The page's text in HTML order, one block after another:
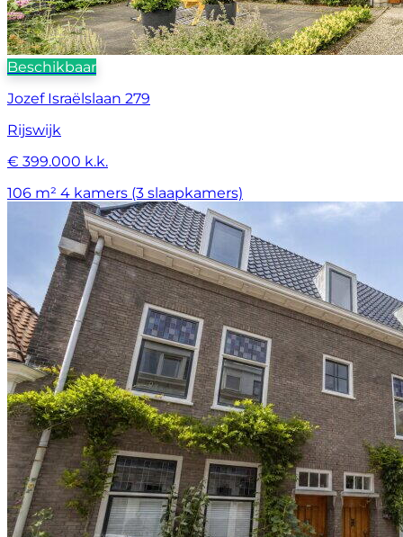
Beschikbaar
Jozef Israëlslaan 279
Rijswijk
€ 399.000 k.k.
106 m² 4 kamers (3 slaapkamers)